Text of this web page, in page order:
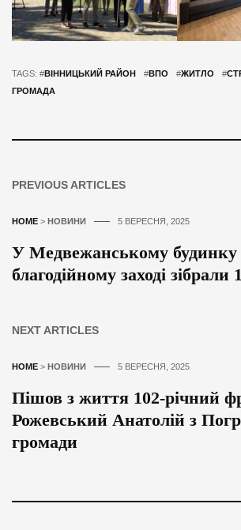
TAGS: #ВІННИЦЬКИЙ РАЙОН #ВПО #ЖИТЛО #
ГРОМАДА
PREVIOUS ARTICLES
HOME > НОВИНИ 5 ВЕРЕСНЯ, 2025
У Медвежанському будинку
благодійному заході зібрали
NEXT ARTICLES
HOME > НОВИНИ 5 ВЕРЕСНЯ, 2025
Пішов з життя 102-річний
Рожевський Анатолій з
громади